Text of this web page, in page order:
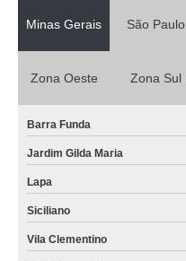
Minas Gerais São Paulo
Zona Oeste Zona Sul
Barra Funda
Jardim Gilda Maria
Lapa
Siciliano
Vila Clementino